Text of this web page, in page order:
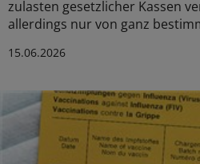
zulasten gesetzlicher Kassen
allerdings nur von ganz
15.06.2026